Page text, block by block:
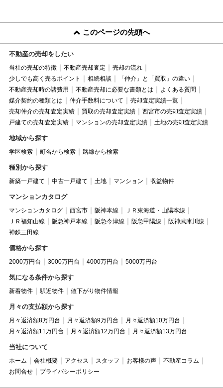
このページの先頭へ
不動産の売却をしたい
当社の売却の特徴 不動産売却査定
売却の流れ
少しでも高く売るポイント
相続相談
「仲介」と「買取」の違い
不動産売却時の諸費用
不動産売却に必要な書類とは
よくある質問
媒介契約の種類とは
仲介手数料について
売却査定実績一覧
売却仲介の売却査定実績
買取の売却査定実績
西宮市の売却査定実績
戸建ての売却査定実績
マンションの売却査定実績 土地の売却査定実績
地域から探す
学区検索 町名から検索 路線から検索
種別から探す
新築一戸建て 中古一戸建て 土地 マンション 収益物件
マンションカタログ
マンションカタログ 西宮市 阪神本線
ＪＲ東海道・山陽本線
ＪＲ福知山線
阪急神戸本線 阪急今津線 阪急甲陽線
阪神武庫川線
神鉄三田線
価格から探す
2000万円台 3000万円台 4000万円台 5000万円台
気になる条件から探す
新着物件 駅近物件 値下がり物件情報
月々の支払額から探す
月々返済額8万円台 月々返済額9万円台
月々返済額10万円台
月々返済額11万円台
月々返済額12万円台 月々返済額13万円台
当社について
ホーム 会社概要 アクセス スタッフ お客様の声
不動産コラム
お問合せ
プライバシーポリシー